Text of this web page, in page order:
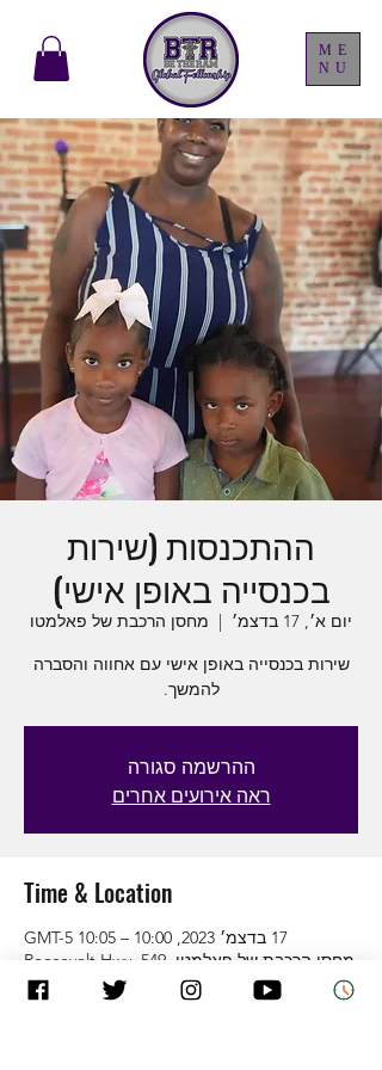
ME
NU
ההתכנסות (שירות
בכנסייה באופן אישי)
יום א׳, 17 בדצמ׳
  |
מחסן הרכבת של פאלמטו
שירות בכנסייה באופן אישי עם אחווה והסברה
להמשך.
ההרשמה סגורה
ראה אירועים אחרים
Time & Location
17 בדצמ׳ 2023, 10:00 – 10:05 GMT-5‎
מחסן הרכבת של פאלמטו, 549 Roosevelt Hwy,
Palmetto, GA 30268, ארה&quot;ב